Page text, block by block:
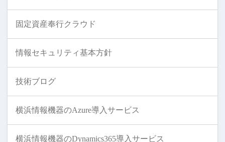
固定資産奉行クラウド
情報セキュリティ基本方針
技術ブログ
横浜情報機器のAzure導入サービス
横浜情報機器のDynamics365導入サービス